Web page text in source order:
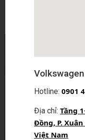
Hotline: 0901
Địa chỉ: Tầng
Đồng, P.
Việt Nam